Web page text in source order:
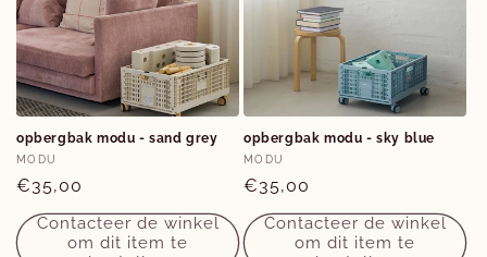
opbergbak modu - sand grey
Verkoper:
MODU
Normale
prijs
€35,00
Contacteer de winkel
om dit item te
opbergbak modu - sky blue
Verkoper:
MODU
Normale
prijs
€35,00
Contacteer de winkel
om dit item te